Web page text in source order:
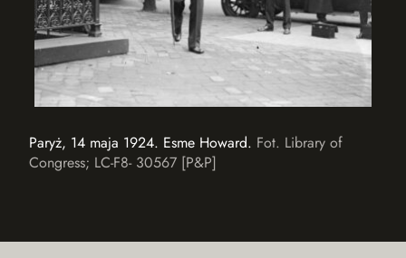
Paryż, 14 maja 1924. Esme Howard. Fot. Library of
Congress; LC-F8- 30567 [P&P]